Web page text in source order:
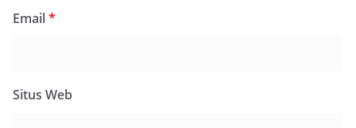
Email*
Situs Web